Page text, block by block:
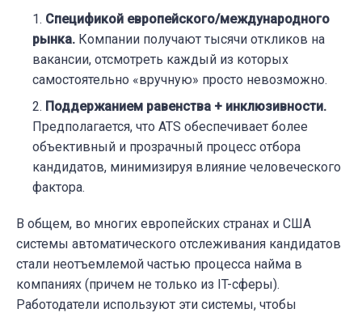
Спецификой европейского/международного
рынка. Компании получают тысячи откликов на
вакансии, отсмотреть каждый из которых
самостоятельно «вручную» просто невозможно.
Поддержанием равенства + инклюзивности.
Предполагается, что ATS обеспечивает более
объективный и прозрачный процесс отбора
кандидатов, минимизируя влияние человеческого
фактора.
В общем, во многих европейских странах и США
системы автоматического отслеживания кандидатов
стали неотъемлемой частью процесса найма в
компаниях (причем не только из IT-сферы).
Работодатели используют эти системы, чтобы